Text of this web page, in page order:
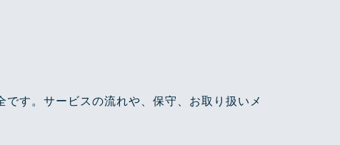
す。サービスの流れや、保守、お取り扱いメ